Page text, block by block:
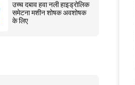
उच्च दबाव हवा नली हाइड्रोलिक
समेटना मशीन शोषक अवशोषक
के लिए